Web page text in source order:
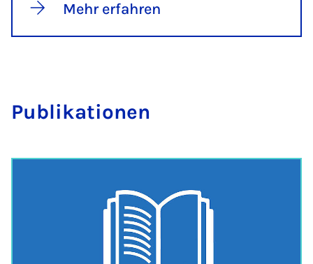
Mehr erfahren
Pu­bli­ka­ti­o­nen